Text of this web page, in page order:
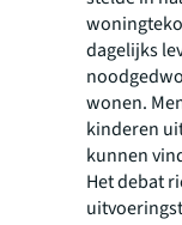
dagelijks
wonen.
kinderen
kunnen
Het debat